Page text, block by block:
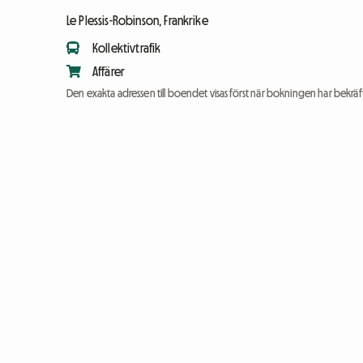
Le Plessis-Robinson, Frankrike
Kollektivtrafik
Affärer
Den exakta adressen till boendet visas först när bokningen har